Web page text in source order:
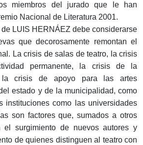
miembros del jurado que le han
Nacional de Literatura 2001.
LUIS HERNÁEZ debe considerarse
que decorosamente remontan el
La crisis de salas de teatro, la crisis
permanente, la crisis de la
la crisis de apoyo para las artes
estado y de la municipalidad, como
instituciones como las universidades
son factores que, sumados a otros
el surgimiento de nuevos autores y
de quienes distinguen al teatro con